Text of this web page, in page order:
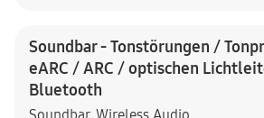
Soundbar - Tonstörungen /
eARC / ARC / optischen
Bluetooth
Soundbar, Wireless Audio